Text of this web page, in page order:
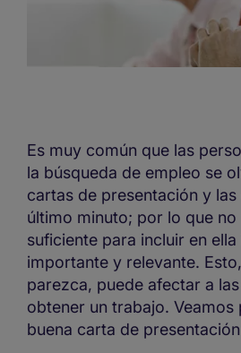
Es muy común que las
la búsqueda de empleo se
cartas de presentación y las
último minuto; por lo que
suficiente para incluir en
importante y relevante.
parezca, puede afectar a
obtener un trabajo. Veamos
buena carta de